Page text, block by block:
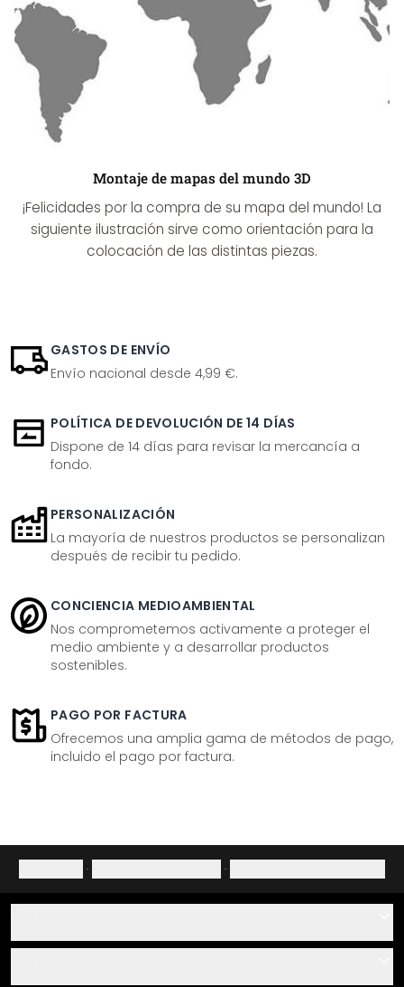
Montaje de mapas del mundo 3D
¡Felicidades por la compra de su mapa del mundo! La
siguiente ilustración sirve como orientación para la
colocación de las distintas piezas.
GASTOS DE ENVÍO
Envío nacional desde 4,99 €.
POLÍTICA DE DEVOLUCIÓN DE 14 DÍAS
Dispone de 14 días para revisar la mercancía a
fondo.
PERSONALIZACIÓN
La mayoría de nuestros productos se personalizan
después de recibir tu pedido.
CONCIENCIA MEDIOAMBIENTAL
Nos comprometemos activamente a proteger el
medio ambiente y a desarrollar productos
sostenibles.
PAGO POR FACTURA
Ofrecemos una amplia gama de métodos de pago,
incluido el pago por factura.
· ·